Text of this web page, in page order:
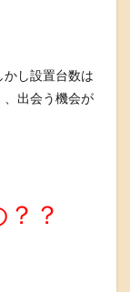
し設置台数は
、出会う機会が
？